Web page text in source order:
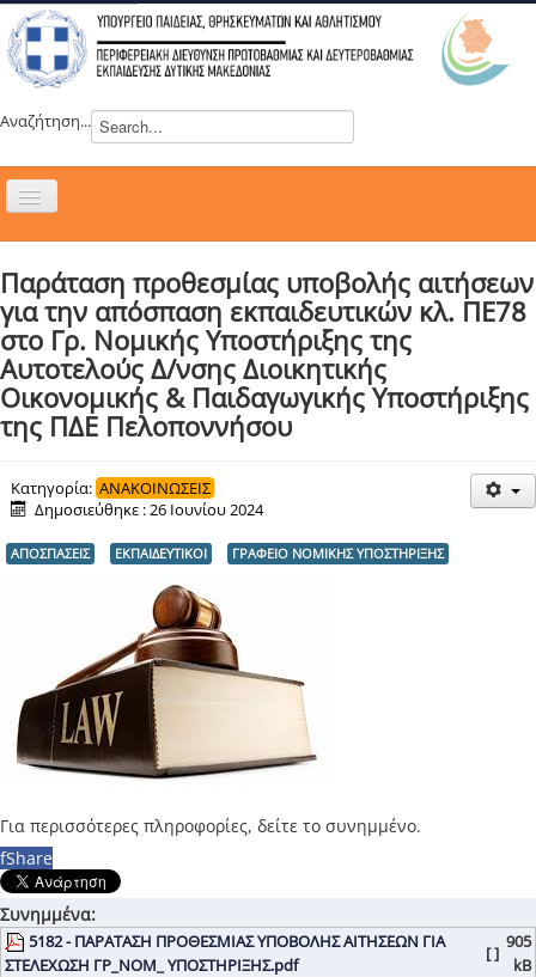
Αναζήτηση...
Εναλλαγή
ΝΕΑ
ΣΥΜΒΟΥΛΙΑ
ΕΥΡΩΠΑΪΚΑ ΠΡΟΓΡΑΜΜΑΤΑ
ΜΑΘΗΤΕΙΑ
ΔΡΑΣΕΙΣ
ΕΠΙΚΟΙΝΩΝΙΑ
Παράταση προθεσμίας υποβολής αιτήσεων
για την απόσπαση εκπαιδευτικών κλ. ΠΕ78
στο Γρ. Νομικής Υποστήριξης της
Αυτοτελούς Δ/νσης Διοικητικής
Οικονομικής & Παιδαγωγικής Υποστήριξης
της ΠΔΕ Πελοποννήσου
Κατηγορία: ΑΝΑΚΟΙΝΩΣΕΙΣ
Δημοσιεύθηκε : 26 Ιουνίου 2024
ΑΠΟΣΠΑΣΕΙΣ ΕΚΠΑΙΔΕΥΤΙΚΟΙ ΓΡΑΦΕΙΟ ΝΟΜΙΚΗΣ ΥΠΟΣΤΗΡΙΞΗΣ
Για περισσότερες πληροφορίες, δείτε το συνημμένο.
fShare
Συνημμένα:
5182 - ΠΑΡΑΤΑΣΗ ΠΡΟΘΕΣΜΙΑΣ ΥΠΟΒΟΛΗΣ ΑΙΤΗΣΕΩΝ ΓΙΑ
ΣΤΕΛΕΧΩΣΗ ΓΡ_ΝΟΜ_ ΥΠΟΣΤΗΡΙΞΗΣ.pdf
[ ]
905
kB